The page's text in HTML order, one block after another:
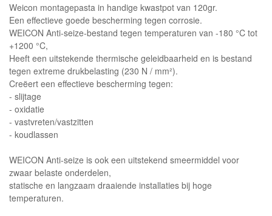
Weicon montagepasta in handige kwastpot van 120gr.
Een effectieve goede bescherming tegen corrosie.
WEICON Anti-seize-bestand tegen temperaturen van -180 °C tot
+1200 °C,
Heeft een uitstekende thermische geleidbaarheid en is bestand
tegen extreme drukbelasting (230 N / mm²).
Creëert een effectieve bescherming tegen:
- slijtage
- oxidatie
- vastvreten/vastzitten
- koudlassen
WEICON Anti-seize is ook een uitstekend smeermiddel voor
zwaar belaste onderdelen,
statische en langzaam draaiende installaties bij hoge
temperaturen.